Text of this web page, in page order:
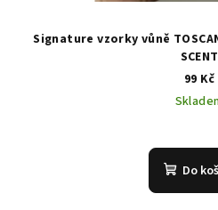
Signature vzorky vůně
SCENT
99 Kč
Do